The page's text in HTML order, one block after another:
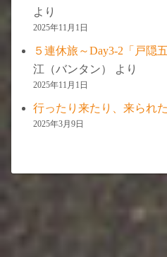
より
2025年11月1日
５連休旅～Day3-2「戸隠
江（バンタン）
より
2025年11月1日
行ったり来たり、来られ
2025年3月9日